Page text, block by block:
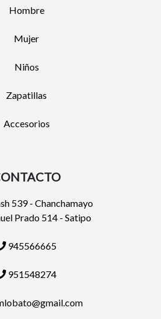
Hombre
Mujer
Niños
Zapatillas
Accesorios
539 - Chanchamayo
Prado 514 - Satipo
945566665
951548274